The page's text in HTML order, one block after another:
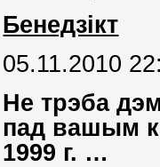
Бенедзікт
05.11.2010
Не трэба
пад вашым
1999 г. …